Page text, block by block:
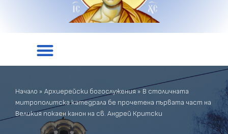
Начало » Архиерейски богослужения» В столичната
митрополитска катедрала бе прочетена първата част на
Великия покаен канон на св. Андрей Критски